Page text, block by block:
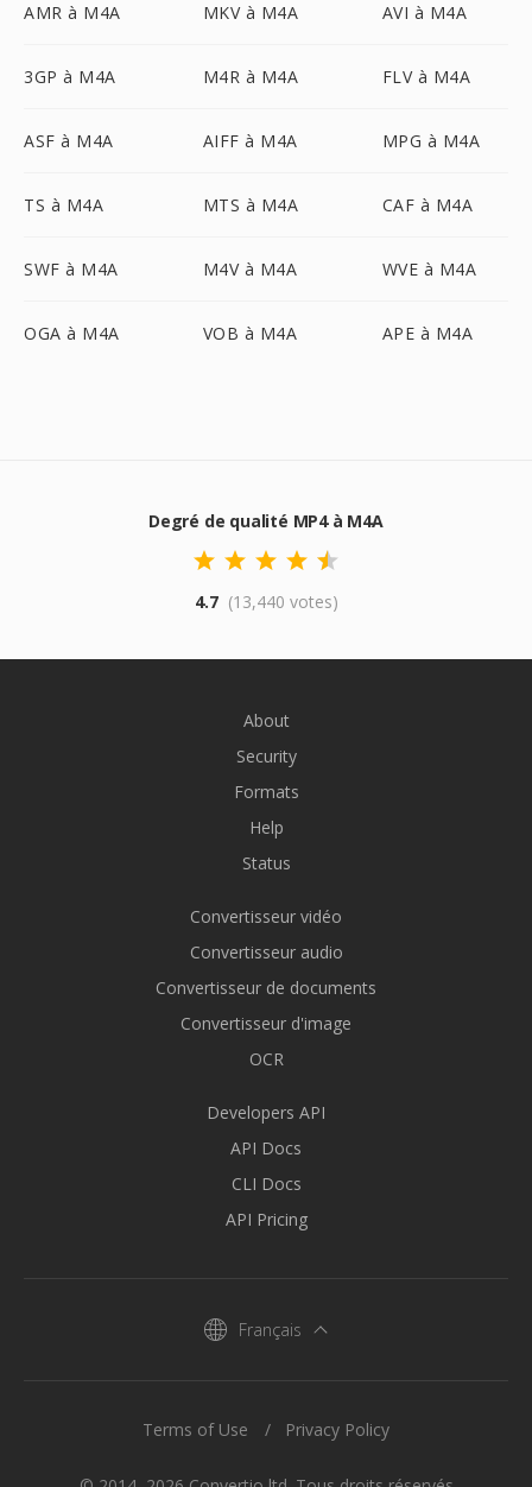
AMR à M4A MKV à M4A AVI à M4A
3GP à M4A M4R à M4A FLV à M4A
ASF à M4A AIFF à M4A MPG à M4A
TS à M4A MTS à M4A CAF à M4A
SWF à M4A M4V à M4A WVE à M4A
OGA à M4A VOB à M4A APE à M4A
Degré de qualité MP4 à M4A
4.7 (13,440 votes)
About
Security
Formats
Help
Status
Convertisseur vidéo
Convertisseur audio
Convertisseur de documents
Convertisseur d'image
OCR
Developers API
API Docs
CLI Docs
API Pricing
Français
Terms of Use Privacy Policy